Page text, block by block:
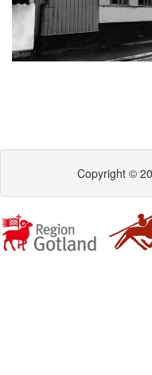
Copyright ©